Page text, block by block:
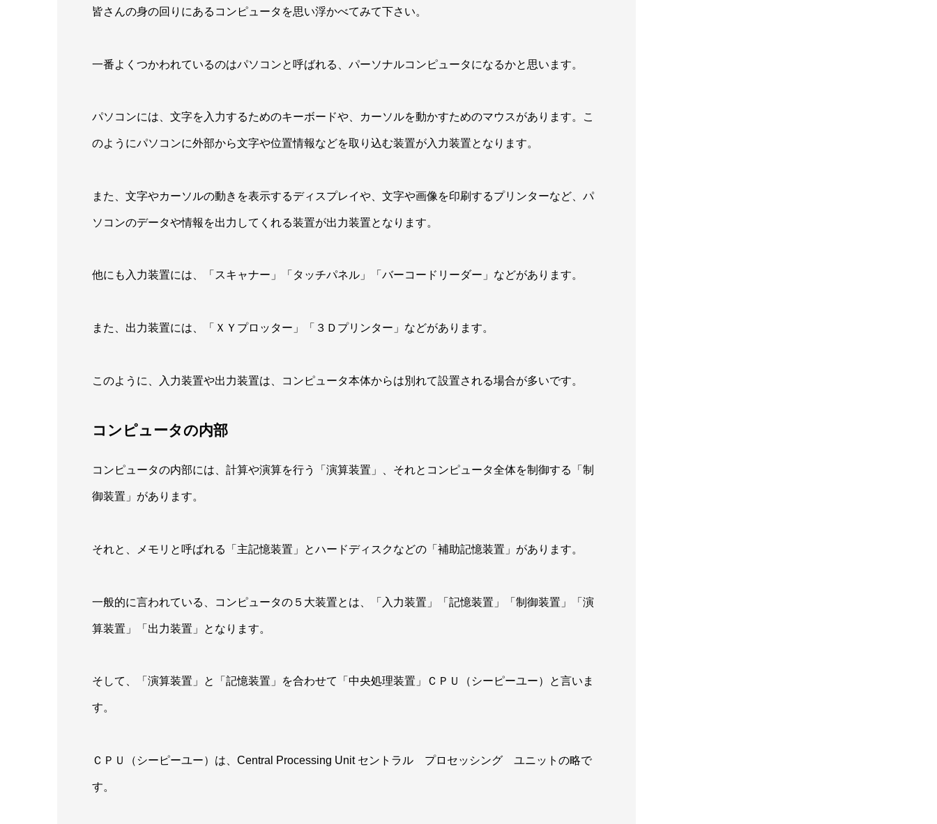
皆さんの身の回りにあるコンピュータを思い浮かべてみて下さい。
一番よくつかわれているのはパソコンと呼ばれる、パーソナルコンピュータになるかと思います。
パソコンには、文字を入力するためのキーボードや、カーソルを動かすためのマウスがあります。こ
のようにパソコンに外部から文字や位置情報などを取り込む装置が入力装置となります。
また、文字やカーソルの動きを表示するディスプレイや、文字や画像を印刷するプリンターなど、パ
ソコンのデータや情報を出力してくれる装置が出力装置となります。
他にも入力装置には、「スキャナー」「タッチパネル」「バーコードリーダー」などがあります。
また、出力装置には、「ＸＹプロッター」「３Ｄプリンター」などがあります。
このように、入力装置や出力装置は、コンピュータ本体からは別れて設置される場合が多いです。
コンピュータの内部
コンピュータの内部には、計算や演算を行う「演算装置」、それとコンピュータ全体を制御する「制
御装置」があります。
それと、メモリと呼ばれる「主記憶装置」とハードディスクなどの「補助記憶装置」があります。
一般的に言われている、コンピュータの５大装置とは、「入力装置」「記憶装置」「制御装置」「演
算装置」「出力装置」となります。
そして、「演算装置」と「記憶装置」を合わせて「中央処理装置」ＣＰＵ（シーピーユー）と言いま
す。
ＣＰＵ（シーピーユー）は、Central Processing Unit セントラル プロセッシング ユニットの略で
す。